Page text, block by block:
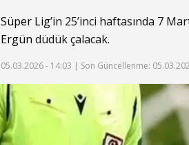
Süper Lig’in 25’inci haftasında 7
Ergün düdük çalacak.
05.03.2026 - 14:03 | Son Güncellenme: